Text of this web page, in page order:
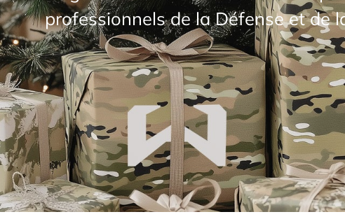
professionnels de la Défense et de
Porte-
chargeurs
HK416
Ceinturons
tactiques
Sacs de
couchage